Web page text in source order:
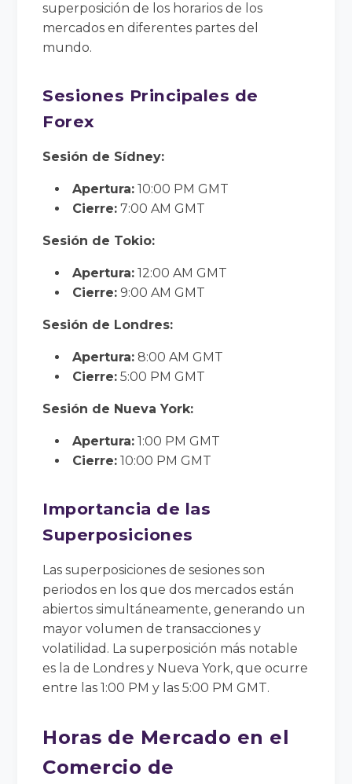
superposición de los horarios de los
mercados en diferentes partes del
mundo.
Sesiones Principales de
Forex
Sesión de Sídney:
Apertura: 10:00 PM GMT
Cierre: 7:00 AM GMT
Sesión de Tokio:
Apertura: 12:00 AM GMT
Cierre: 9:00 AM GMT
Sesión de Londres:
Apertura: 8:00 AM GMT
Cierre: 5:00 PM GMT
Sesión de Nueva York:
Apertura: 1:00 PM GMT
Cierre: 10:00 PM GMT
Importancia de las
Superposiciones
Las superposiciones de sesiones son
periodos en los que dos mercados están
abiertos simultáneamente, generando un
mayor volumen de transacciones y
volatilidad. La superposición más notable
es la de Londres y Nueva York, que ocurre
entre las 1:00 PM y las 5:00 PM GMT.
Horas de Mercado en el
Comercio de